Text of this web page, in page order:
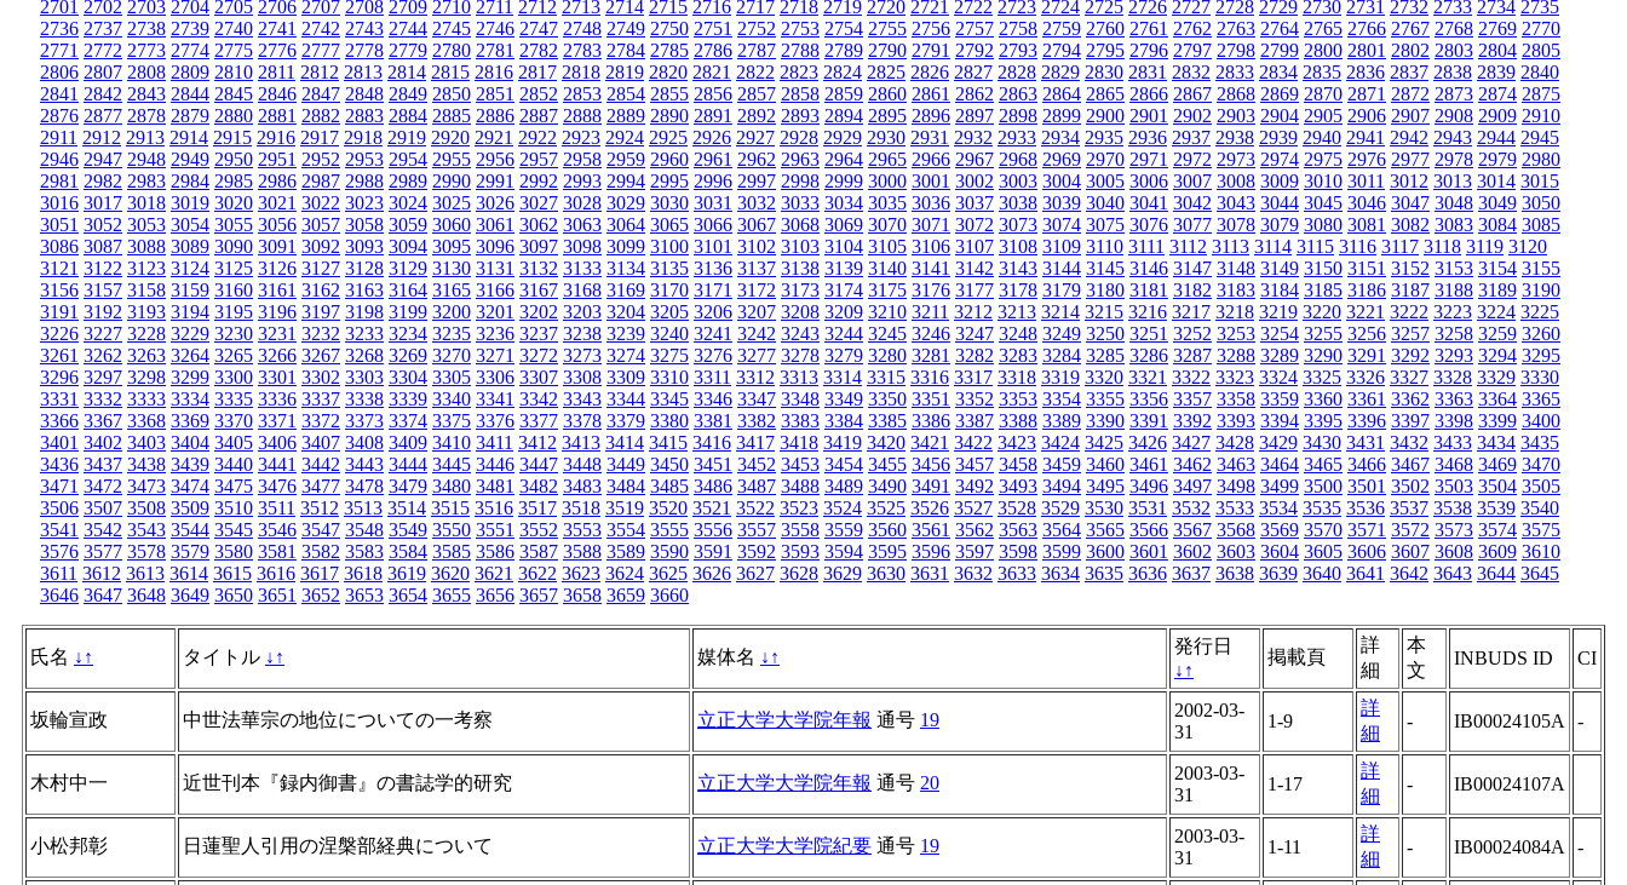
2701 2702 2703 2704 2705 2706 2707 2708 2709 2710 2711 2712 2713 2714 2715 2716 2717 2718 2719 2720 2721 2722 2723 2724 2725 2726 2727 2728 2729 2730 2731 2732 2733 2734 2735
2736 2737 2738 2739 2740 2741 2742 2743 2744 2745 2746 2747 2748 2749 2750 2751 2752 2753 2754 2755 2756 2757 2758 2759 2760 2761 2762 2763 2764 2765 2766 2767 2768 2769 2770
2771 2772 2773 2774 2775 2776 2777 2778 2779 2780 2781 2782 2783 2784 2785 2786 2787 2788 2789 2790 2791 2792 2793 2794 2795 2796 2797 2798 2799 2800 2801 2802 2803 2804 2805
2806 2807 2808 2809 2810 2811 2812 2813 2814 2815 2816 2817 2818 2819 2820 2821 2822 2823 2824 2825 2826 2827 2828 2829 2830 2831 2832 2833 2834 2835 2836 2837 2838 2839 2840
2841 2842 2843 2844 2845 2846 2847 2848 2849 2850 2851 2852 2853 2854 2855 2856 2857 2858 2859 2860 2861 2862 2863 2864 2865 2866 2867 2868 2869 2870 2871 2872 2873 2874 2875
2876 2877 2878 2879 2880 2881 2882 2883 2884 2885 2886 2887 2888 2889 2890 2891 2892 2893 2894 2895 2896 2897 2898 2899 2900 2901 2902 2903 2904 2905 2906 2907 2908 2909 2910
2911 2912 2913 2914 2915 2916 2917 2918 2919 2920 2921 2922 2923 2924 2925 2926 2927 2928 2929 2930 2931 2932 2933 2934 2935 2936 2937 2938 2939 2940 2941 2942 2943 2944 2945
2946 2947 2948 2949 2950 2951 2952 2953 2954 2955 2956 2957 2958 2959 2960 2961 2962 2963 2964 2965 2966 2967 2968 2969 2970 2971 2972 2973 2974 2975 2976 2977 2978 2979 2980
2981 2982 2983 2984 2985 2986 2987 2988 2989 2990 2991 2992 2993 2994 2995 2996 2997 2998 2999 3000 3001 3002 3003 3004 3005 3006 3007 3008 3009 3010 3011 3012 3013 3014 3015
3016 3017 3018 3019 3020 3021 3022 3023 3024 3025 3026 3027 3028 3029 3030 3031 3032 3033 3034 3035 3036 3037 3038 3039 3040 3041 3042 3043 3044 3045 3046 3047 3048 3049 3050
3051 3052 3053 3054 3055 3056 3057 3058 3059 3060 3061 3062 3063 3064 3065 3066 3067 3068 3069 3070 3071 3072 3073 3074 3075 3076 3077 3078 3079 3080 3081 3082 3083 3084 3085
3086 3087 3088 3089 3090 3091 3092 3093 3094 3095 3096 3097 3098 3099 3100 3101 3102 3103 3104 3105 3106 3107 3108 3109 3110 3111 3112 3113 3114 3115 3116 3117 3118 3119 3120
3121 3122 3123 3124 3125 3126 3127 3128 3129 3130 3131 3132 3133 3134 3135 3136 3137 3138 3139 3140 3141 3142 3143 3144 3145 3146 3147 3148 3149 3150 3151 3152 3153 3154 3155
3156 3157 3158 3159 3160 3161 3162 3163 3164 3165 3166 3167 3168 3169 3170 3171 3172 3173 3174 3175 3176 3177 3178 3179 3180 3181 3182 3183 3184 3185 3186 3187 3188 3189 3190
3191 3192 3193 3194 3195 3196 3197 3198 3199 3200 3201 3202 3203 3204 3205 3206 3207 3208 3209 3210 3211 3212 3213 3214 3215 3216 3217 3218 3219 3220 3221 3222 3223 3224 3225
3226 3227 3228 3229 3230 3231 3232 3233 3234 3235 3236 3237 3238 3239 3240 3241 3242 3243 3244 3245 3246 3247 3248 3249 3250 3251 3252 3253 3254 3255 3256 3257 3258 3259 3260
3261 3262 3263 3264 3265 3266 3267 3268 3269 3270 3271 3272 3273 3274 3275 3276 3277 3278 3279 3280 3281 3282 3283 3284 3285 3286 3287 3288 3289 3290 3291 3292 3293 3294 3295
3296 3297 3298 3299 3300 3301 3302 3303 3304 3305 3306 3307 3308 3309 3310 3311 3312 3313 3314 3315 3316 3317 3318 3319 3320 3321 3322 3323 3324 3325 3326 3327 3328 3329 3330
3331 3332 3333 3334 3335 3336 3337 3338 3339 3340 3341 3342 3343 3344 3345 3346 3347 3348 3349 3350 3351 3352 3353 3354 3355 3356 3357 3358 3359 3360 3361 3362 3363 3364 3365
3366 3367 3368 3369 3370 3371 3372 3373 3374 3375 3376 3377 3378 3379 3380 3381 3382 3383 3384 3385 3386 3387 3388 3389 3390 3391 3392 3393 3394 3395 3396 3397 3398 3399 3400
3401 3402 3403 3404 3405 3406 3407 3408 3409 3410 3411 3412 3413 3414 3415 3416 3417 3418 3419 3420 3421 3422 3423 3424 3425 3426 3427 3428 3429 3430 3431 3432 3433 3434 3435
3436 3437 3438 3439 3440 3441 3442 3443 3444 3445 3446 3447 3448 3449 3450 3451 3452 3453 3454 3455 3456 3457 3458 3459 3460 3461 3462 3463 3464 3465 3466 3467 3468 3469 3470
3471 3472 3473 3474 3475 3476 3477 3478 3479 3480 3481 3482 3483 3484 3485 3486 3487 3488 3489 3490 3491 3492 3493 3494 3495 3496 3497 3498 3499 3500 3501 3502 3503 3504 3505
3506 3507 3508 3509 3510 3511 3512 3513 3514 3515 3516 3517 3518 3519 3520 3521 3522 3523 3524 3525 3526 3527 3528 3529 3530 3531 3532 3533 3534 3535 3536 3537 3538 3539 3540
3541 3542 3543 3544 3545 3546 3547 3548 3549 3550 3551 3552 3553 3554 3555 3556 3557 3558 3559 3560 3561 3562 3563 3564 3565 3566 3567 3568 3569 3570 3571 3572 3573 3574 3575
3576 3577 3578 3579 3580 3581 3582 3583 3584 3585 3586 3587 3588 3589 3590 3591 3592 3593 3594 3595 3596 3597 3598 3599 3600 3601 3602 3603 3604 3605 3606 3607 3608 3609 3610
3611 3612 3613 3614 3615 3616 3617 3618 3619 3620 3621 3622 3623 3624 3625 3626 3627 3628 3629 3630 3631 3632 3633 3634 3635 3636 3637 3638 3639 3640 3641 3642 3643 3644 3645
3646 3647 3648 3649 3650 3651 3652 3653 3654 3655 3656 3657 3658 3659 3660
氏名 ↓ ↑ タイトル ↓ ↑ 媒体名 ↓ ↑
発行日
↓ ↑
掲載頁
詳
細
本
文
INBUDS ID CI
坂輪宣政 中世法華宗の地位についての一考察 立正大学大学院年報 通号 19
2002-03-
31
1-9
詳
細
- IB00024105A -
木村中一 近世刊本『録内御書』の書誌学的研究 立正大学大学院年報 通号 20
2003-03-
31
1-17
詳
細
- IB00024107A
小松邦彰 日蓮聖人引用の涅槃部経典について 立正大学大学院紀要 通号 19
2003-03-
31
1-11
詳
細
- IB00024084A -